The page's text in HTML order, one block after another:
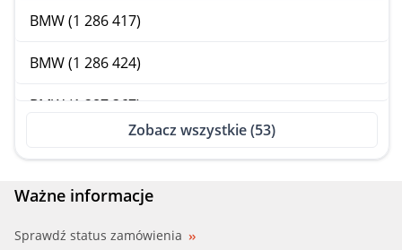
BMW (1 286 417)
BMW (1 286 424)
BMW (1 287 367)
BMW (1 707 191)
BMW (1 707 192)
Zobacz wszystkie (53)
Ważne informacje
Sprawdź status zamówienia